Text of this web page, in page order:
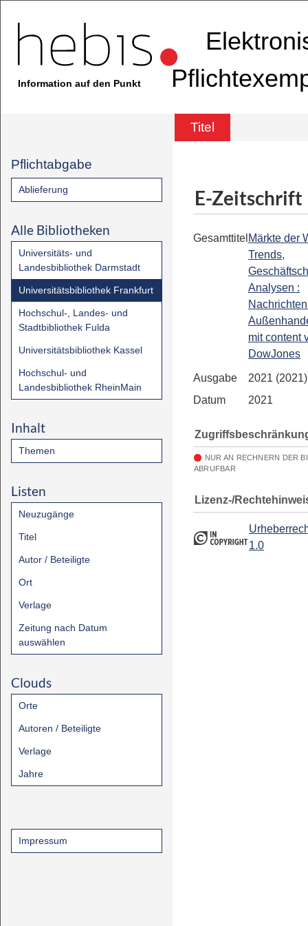
Information auf den Punkt
Titel
Pflichtabgabe
Ablieferung
Alle Bibliotheken
Universitäts- und
Landesbibliothek Darmstadt
Universitätsbibliothek Frankfurt
Hochschul-, Landes- und
Stadtbibliothek Fulda
Universitätsbibliothek Kassel
Hochschul- und
Landesbibliothek RheinMain
Inhalt
Themen
Listen
Neuzugänge
Titel
Autor / Beteiligte
Ort
Verlage
Zeitung nach Datum
auswählen
Clouds
Orte
Autoren / Beteiligte
Verlage
Jahre
Impressum
E-Zeitschrift
Gesamttitel Märkte der
Trends,
Analysen :
mit content
DowJones
Ausgabe
2021
Datum
2021
NUR AN RECHNERN DER
ABRUFBAR
Lizenz-/
1.0